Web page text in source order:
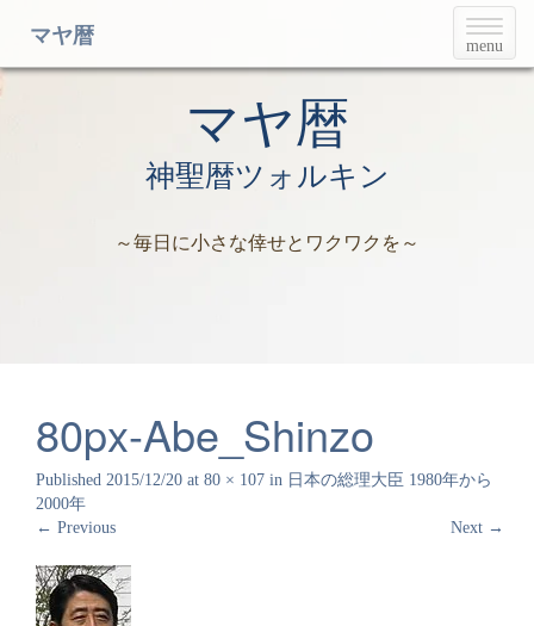
T
o
g
menu
マヤ暦
マヤ暦
神聖暦ツォルキン
～毎日に小さな倖せとワクワクを～
80px-Abe_Shinzo
Published 2015/12/20 at 80 × 107 in 日本の総理大臣 1980年から
2000年
← Previous Next →